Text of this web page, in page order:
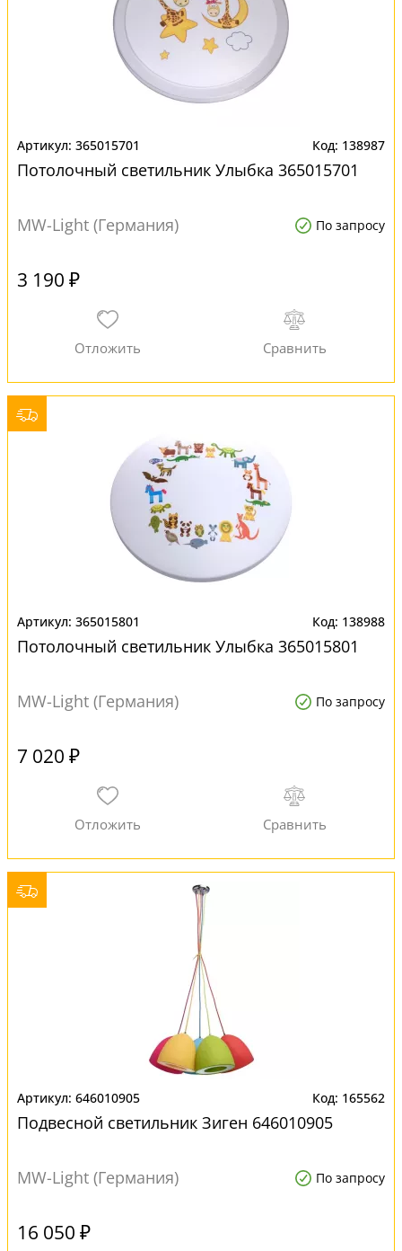
365015701 138987
Потолочный светильник Улыбка 365015701
MW-Light (Германия) По запросу
3 190 ₽
365015801 138988
Потолочный светильник Улыбка 365015801
MW-Light (Германия) По запросу
7 020 ₽
646010905 165562
Подвесной светильник Зиген 646010905
MW-Light (Германия) По запросу
16 050 ₽